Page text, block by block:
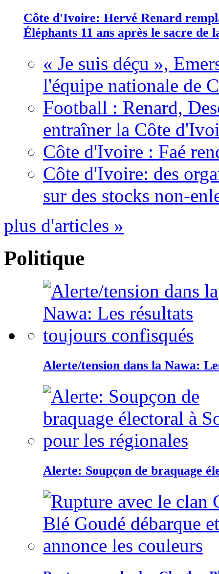
Côte d'Ivoire: Hervé Renard
Éléphants 11 ans après le sacre de
« Je suis déçu »,
l'équipe nationale de
Football : Renard,
entraîner la Côte
Côte d'Ivoire : Faé
Côte d'Ivoire: des
sur des stocks non-
plus d'articles »
Politique
Alerte/tension dans la Nawa:
Alerte: Soupçon de braquage